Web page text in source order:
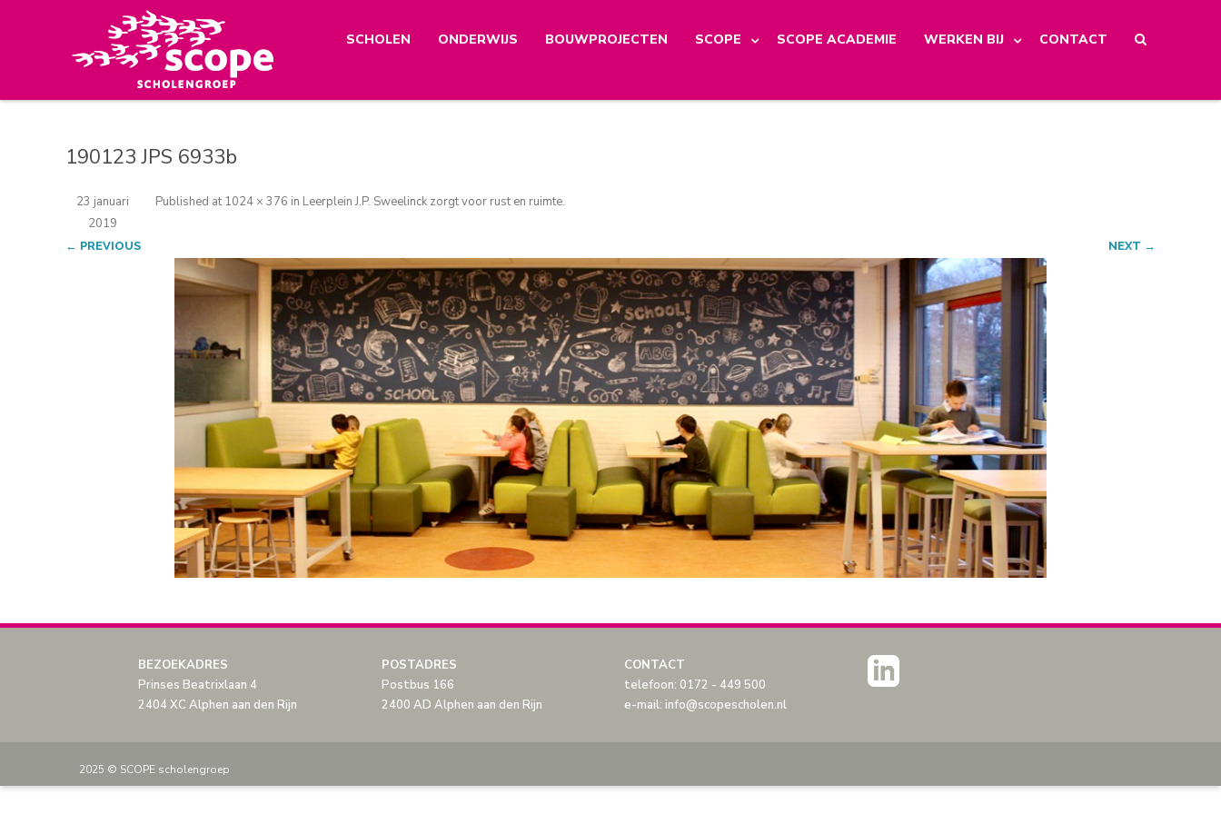
SCHOLEN ONDERWIJS BOUWPROJECTEN SCOPE SCOPE ACADEMIE WERKEN BIJ CONTACT
190123 JPS 6933b
Published
23 januari
2019
at 1024 × 376 in Leerplein J.P. Sweelinck zorgt voor rust en ruimte.
← PREVIOUS NEXT →
BEZOEKADRES
Prinses Beatrixlaan 4
2404 XC Alphen aan den Rijn
POSTADRES
Postbus 166
2400 AD Alphen aan den Rijn
CONTACT
telefoon: 0172 - 449 500
e-mail: info@scopescholen.nl
2025 © SCOPE scholengroep